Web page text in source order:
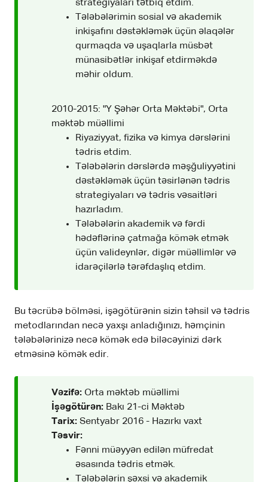
strategiyaları tətbiq etdim.
Tələbələrimin sosial və akademik
inkişafını dəstəkləmək üçün əlaqələr
qurmaqda və uşaqlarla müsbət
münasibətlər inkişaf etdirməkdə
məhir oldum.
2010-2015: "Y Şəhər Orta Məktəbi", Orta
məktəb müəllimi
Riyaziyyat, fizika və kimya dərslərini
tədris etdim.
Tələbələrin dərslərdə məşğuliyyətini
dəstəkləmək üçün təsirlənən tədris
strategiyaları və tədris vəsaitləri
hazırladım.
Tələbələrin akademik və fərdi
hədəflərinə çatmağa kömək etmək
üçün valideynlər, digər müəllimlər və
idarəçilərlə tərəfdaşlıq etdim.
Bu təcrübə bölməsi, işəgötürənin sizin təhsil və tədris
metodlarından necə yaxşı anladığınızı, həmçinin
tələbələrinizə necə kömək edə biləcəyinizi dərk
etməsinə kömək edir.
Vəzifə: Orta məktəb müəllimi
İşəgötürən: Bakı 21-ci Məktəb
Tarix: Sentyabr 2016 - Hazırkı vaxt
Təsvir:
Fənni müəyyən edilən müfredat
əsasında tədris etmək.
Tələbələrin şəxsi və akademik